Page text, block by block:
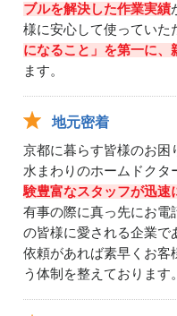
ブルを解決した作業実績
様に安心して使っていた
になること」を第一に、
ます。
地元密着
京都に暮らす皆様のお困
水まわりのホームドクタ
験豊富なスタッフが迅速
有事の際に真っ先にお電
の皆様に愛される企業で
依頼があれば素早くお客
う体制を整えております。